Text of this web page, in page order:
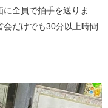
全員で拍手を送りま
だけでも30分以上時間